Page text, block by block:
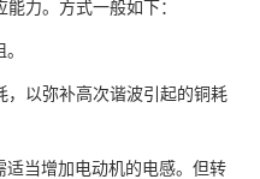
力。方式一般如下：
以弥补高次谐波引起的铜耗
当增加电动机的电感。但转